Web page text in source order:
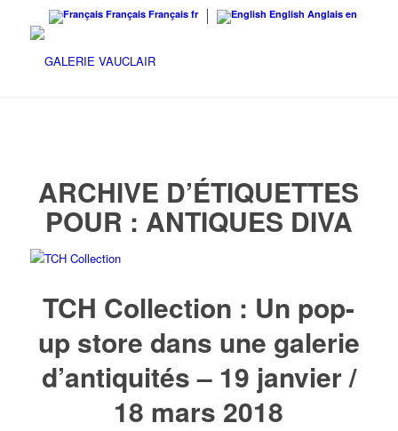
Français Français fr English Anglais en
ARCHIVE D’ÉTIQUETTES
POUR : ANTIQUES DIVA
TCH Collection : Un pop-
up store dans une galerie
d’antiquités – 19 janvier /
18 mars 2018